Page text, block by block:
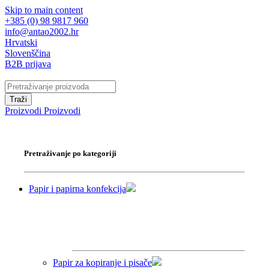
Skip to main content
+385 (0) 98 9817 960
info@antao2002.hr
Hrvatski
Slovenščina
B2B prijava
Traži
Proizvodi Proizvodi
Pretraživanje po kategoriji
Papir i papirna konfekcija
Papir za kopiranje i pisače